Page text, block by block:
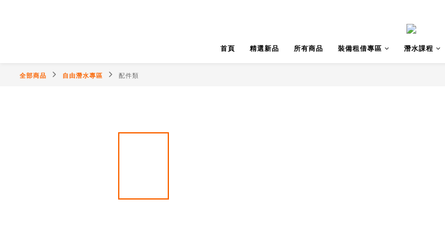
首頁 精選新品 所有商品 裝備租借專區 潛水課程
全部商品 自由潛水專區 配件類